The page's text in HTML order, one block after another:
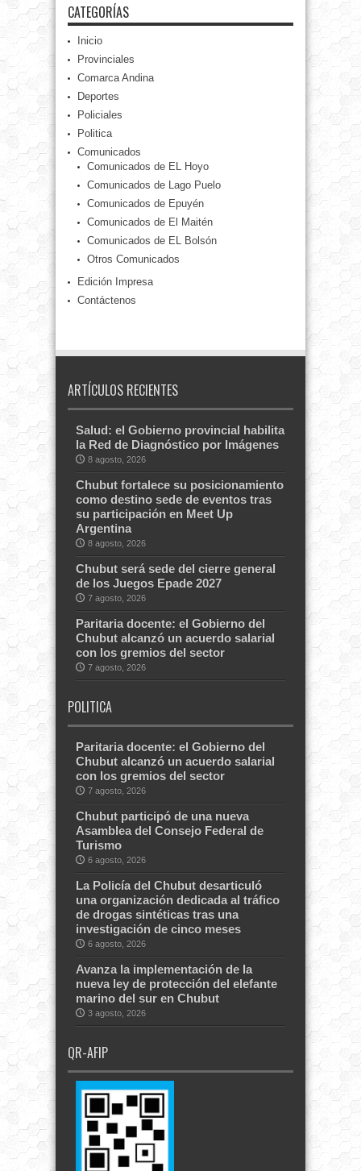
CATEGORÍAS
Inicio
Provinciales
Comarca Andina
Deportes
Policiales
Politica
Comunicados
Comunicados de EL Hoyo
Comunicados de Lago Puelo
Comunicados de Epuyén
Comunicados de El Maitén
Comunicados de EL Bolsón
Otros Comunicados
Edición Impresa
Contáctenos
ARTÍCULOS RECIENTES
Salud: el Gobierno provincial habilita
la Red de Diagnóstico por Imágenes
8 agosto, 2026
Chubut fortalece su posicionamiento
como destino sede de eventos tras
su participación en Meet Up
Argentina
8 agosto, 2026
Chubut será sede del cierre general
de los Juegos Epade 2027
7 agosto, 2026
Paritaria docente: el Gobierno del
Chubut alcanzó un acuerdo salarial
con los gremios del sector
7 agosto, 2026
POLITICA
Paritaria docente: el Gobierno del
Chubut alcanzó un acuerdo salarial
con los gremios del sector
7 agosto, 2026
Chubut participó de una nueva
Asamblea del Consejo Federal de
Turismo
6 agosto, 2026
La Policía del Chubut desarticuló
una organización dedicada al tráfico
de drogas sintéticas tras una
investigación de cinco meses
6 agosto, 2026
Avanza la implementación de la
nueva ley de protección del elefante
marino del sur en Chubut
3 agosto, 2026
QR-AFIP